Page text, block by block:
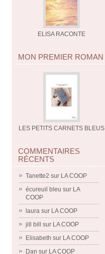
ELISA RACONTE
MON PREMIER ROMAN
LES PETITS CARNETS BLEUS
COMMENTAIRES
RÉCENTS
Tanette2 sur LA COOP
écureuil bleu sur LA
COOP
laura sur LA COOP
jill bill
sur LA COOP
Elisabeth sur LA COOP
Dan sur LA COOP